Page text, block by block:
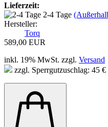
Lieferzeit:
2-4 Tage
Hersteller:
Torq
589,00 EUR
inkl. 19% MwSt. zzgl. Versand
zzgl. Sperrgutzuschlag: 45 €